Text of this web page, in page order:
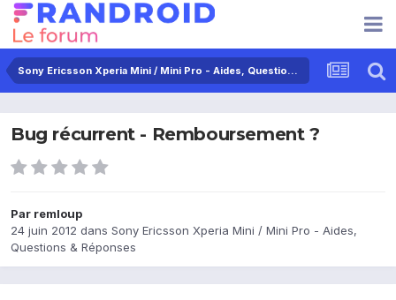
Sony Ericsson Xperia Mini / Mini Pro - Aides, Questions & Réponses
Bug récurrent - Remboursement ?
Par remloup
24 juin 2012 dans Sony Ericsson Xperia Mini / Mini Pro - Aides,
Questions & Réponses